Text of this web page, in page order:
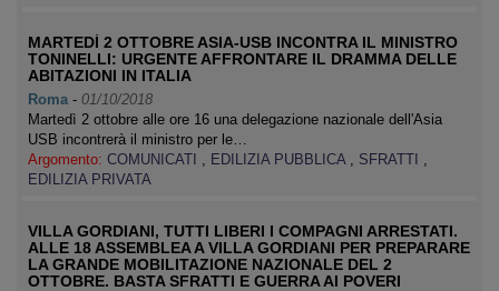
MARTEDÌ 2 OTTOBRE ASIA-USB INCONTRA IL MINISTRO
TONINELLI: URGENTE AFFRONTARE IL DRAMMA DELLE
ABITAZIONI IN ITALIA
Roma - 01/10/2018
Martedì 2 ottobre alle ore 16 una delegazione nazionale dell'Asia
USB incontrerà il ministro per le…
Argomento: COMUNICATI , EDILIZIA PUBBLICA , SFRATTI ,
EDILIZIA PRIVATA
VILLA GORDIANI, TUTTI LIBERI I COMPAGNI ARRESTATI.
ALLE 18 ASSEMBLEA A VILLA GORDIANI PER PREPARARE
LA GRANDE MOBILITAZIONE NAZIONALE DEL 2
OTTOBRE. BASTA SFRATTI E GUERRA AI POVERI